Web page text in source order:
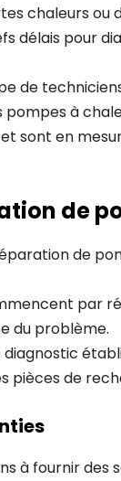
chaleurs ou
délais pour
de
à
sont en
de
de
par
du problème.
pièces de
à fournir des